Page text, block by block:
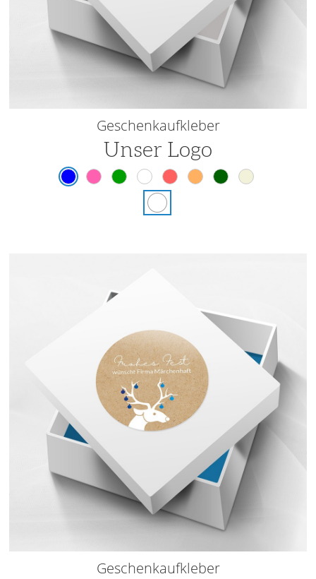
Geschenkaufkleber
Unser Logo
Geschenkaufkleber